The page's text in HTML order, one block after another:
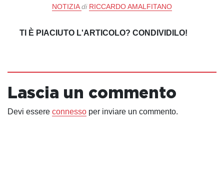
NOTIZIA di RICCARDO AMALFITANO
TI È PIACIUTO L'ARTICOLO? CONDIVIDILO!
Lascia un commento
Devi essere connesso per inviare un commento.